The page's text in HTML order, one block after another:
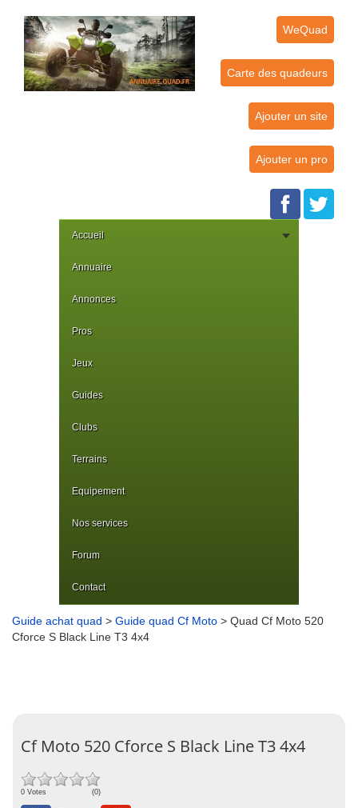
WeQuad
Carte des quadeurs
Ajouter un site
Ajouter un pro
Accueil
Annuaire
Annonces
Pros
Jeux
Guides
Clubs
Terrains
Equipement
Nos services
Forum
Contact
Guide achat quad > Guide quad Cf Moto > Quad Cf Moto 520
Cforce S Black Line T3 4x4
Cf Moto 520 Cforce S Black Line T3 4x4
0 Votes (0)